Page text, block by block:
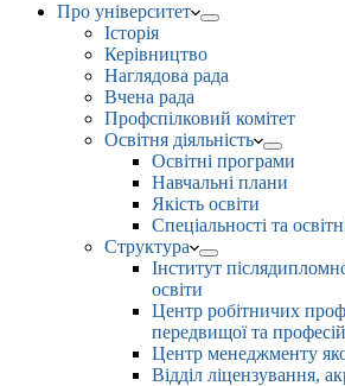
Про університет
Історія
Керівництво
Наглядова рада
Вчена рада
Профспілковий комітет
Освітня діяльність
Освітні програми
Навчальні плани
Якість освіти
Спеціальності та
Структура
Інститут
освіти
Центр робітничих
передвищої та
Центр менеджменту
Відділ ліцензування,